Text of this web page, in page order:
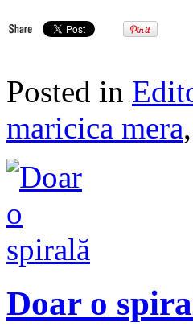
Posted in
maricica mera,
Doar o